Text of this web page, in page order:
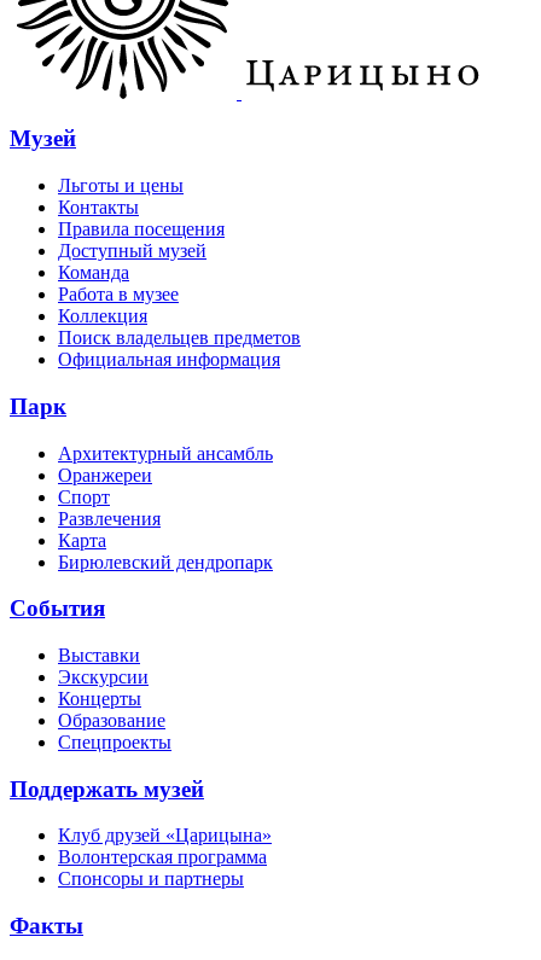
Музей
Льготы и цены
Контакты
Правила посещения
Доступный музей
Команда
Работа в музее
Коллекция
Поиск владельцев предметов
Официальная информация
Парк
Архитектурный ансамбль
Оранжереи
Спорт
Развлечения
Карта
Бирюлевский дендропарк
События
Выставки
Экскурсии
Концерты
Образование
Спецпроекты
Поддержать музей
Клуб друзей «Царицына»
Волонтерская программа
Спонсоры и партнеры
Факты